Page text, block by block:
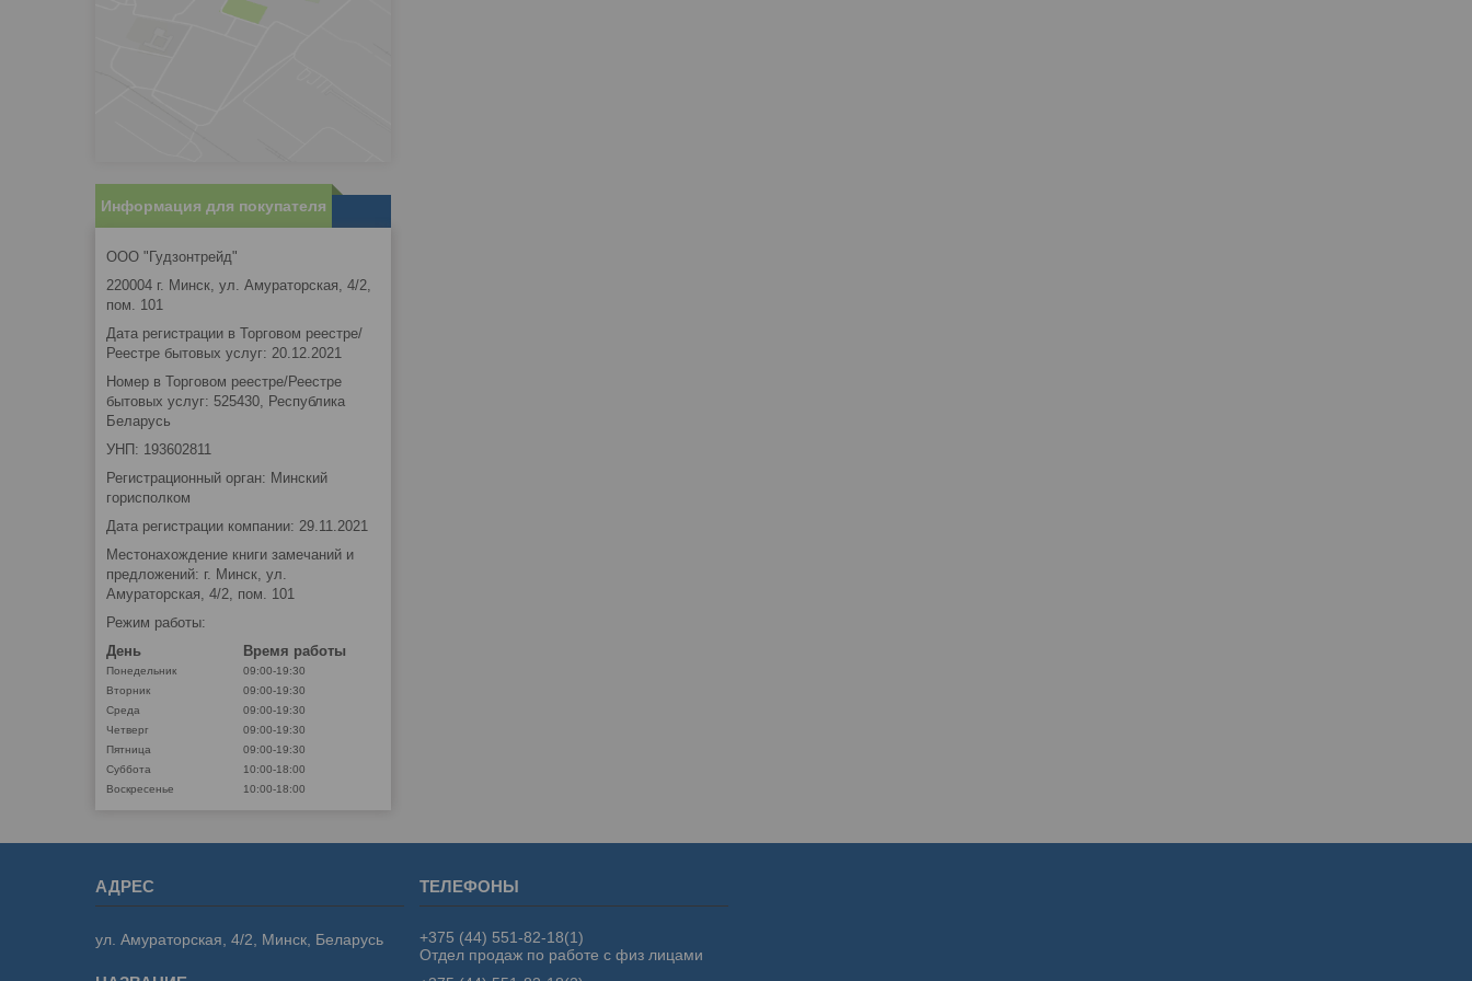
Информация для покупателя
ООО "Гудзонтрейд"
220004 г. Минск, ул. Амураторская, 4/2,
пом. 101
Дата регистрации в Торговом реестре/
Реестре бытовых услуг: 20.12.2021
Номер в Торговом реестре/Реестре
бытовых услуг: 525430, Республика
Беларусь
УНП: 193602811
Регистрационный орган: Минский
горисполком
Дата регистрации компании: 29.11.2021
Местонахождение книги замечаний и
предложений: г. Минск, ул.
Амураторская, 4/2, пом. 101
Режим работы:
День
Время работы
Понедельник
09:00-19:30
Вторник
09:00-19:30
Среда
09:00-19:30
Четверг
09:00-19:30
Пятница
09:00-19:30
Суббота
10:00-18:00
Воскресенье
10:00-18:00
ул. Амураторская, 4/2, Минск, Беларусь +375 (44) 551-82-18 1
Отдел продаж по работе с физ лицами